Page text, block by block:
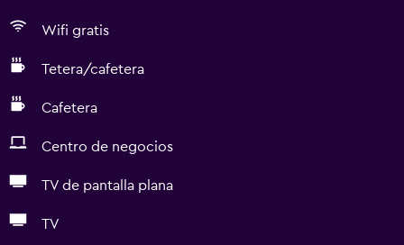
Wifi gratis
Tetera/cafetera
Cafetera
Centro de negocios
TV de pantalla plana
TV